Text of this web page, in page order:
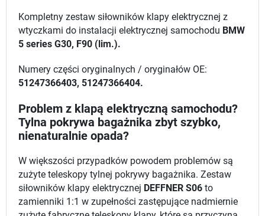
Kompletny zestaw siłowników klapy elektrycznej z
wtyczkami do instalacji elektrycznej samochodu BMW
5 series G30, F90 (lim.).
Numery części oryginalnych / oryginałów OE:
51247366403, 51247366404.
Problem z klapą elektryczną samochodu?
Tylna pokrywa bagażnika zbyt szybko,
nienaturalnie opada?
W większości przypadków powodem problemów są
zużyte teleskopy tylnej pokrywy bagażnika. Zestaw
siłowników klapy elektrycznej DEFFNER S06 to
zamienniki 1:1 w zupełności zastępujące nadmiernie